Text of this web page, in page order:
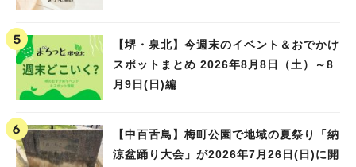
【堺・泉北】今週末のイベント＆おでかけ
スポットまとめ 2026年8月8日（土）～8
月9日(日)編
【中百舌鳥】梅町公園で地域の夏祭り「納
涼盆踊り大会」が2026年7月26日(日)に開